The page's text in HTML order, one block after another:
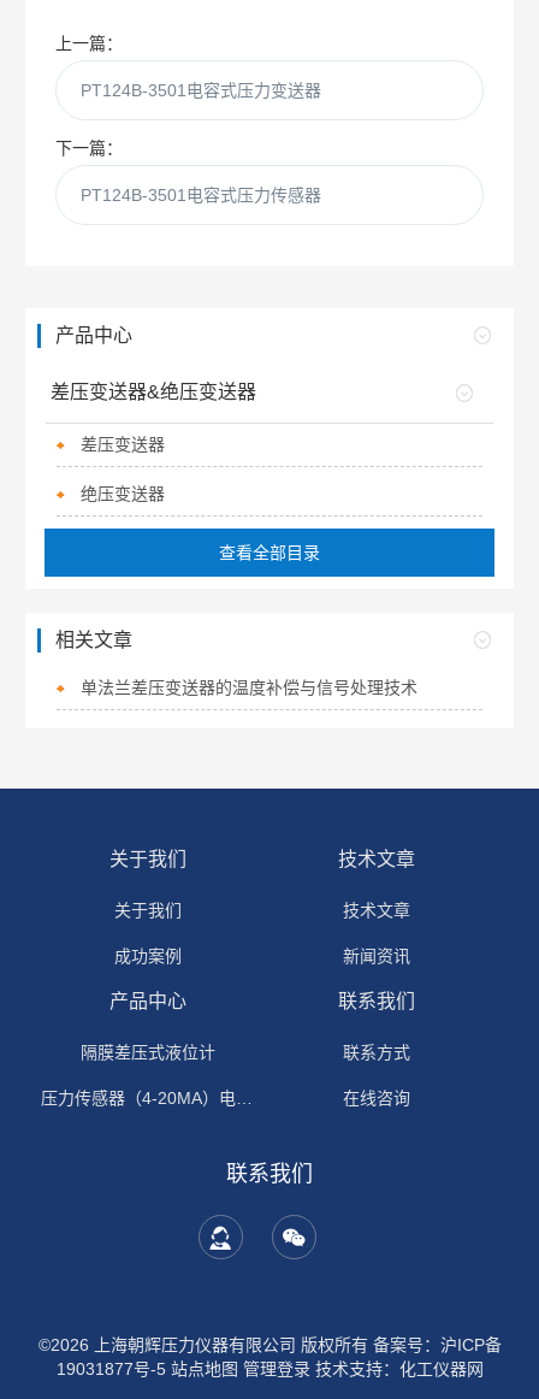
上一篇：
PT124B-3501电容式压力变送器
下一篇：
PT124B-3501电容式压力传感器
产品中心
差压变送器&绝压变送器
差压变送器
绝压变送器
查看全部目录
相关文章
单法兰差压变送器的温度补偿与信号处理技术
关于我们
关于我们
成功案例
技术文章
技术文章
新闻资讯
产品中心
隔膜差压式液位计
压力传感器（4-20MA）电流输出
联系我们
联系方式
在线咨询
联系我们
©2026 上海朝辉压力仪器有限公司 版权所有 备案号：沪ICP备
19031877号-5 站点地图 管理登录技术支持： 化工仪器网